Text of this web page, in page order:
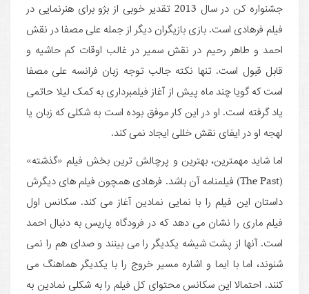
جشنواره کن در سال 2013 تقدیر خوبی از بژو برای هنرنمایی در
فیلم فرهادی است. بازی بازیگران دیگر از جمله علی مصفا در نقش
احمد و طاهر رحیم در نقش سمیر در غالب اوقات کم حاشیه و
قابل قبول است. تنها نکته جالب توجه زبان فرانسه علی مصفا
است که گویا چند ماه پیش از آغاز فیلمبرداری به کمک لیلا حاتمی
یاد گرفته است. او در این کار موفق بوده است به شکلی که زبان یا
لهجه او در ایفای نقش خللی ایجاد نمی کند.
اما شاید مهمترین، بهترین و پرچالش ترین بخش فیلم «گذشته»
(The Past) فیلمنامه آن باشد. فرهادی همچون فیلم های دیگرش
داستان این فیلم را با نمایی نمادین آغاز می کند. سکانس اول
فیلم ماری را نشان می دهد که در فرودگاه پاریس به دنبال احمد
است. آنها از پشت شیشه یکدیگر را می بینند و صدای هم را نمی
شنوند، اما با ایما و اشاره مسیر خروج را با یکدیگر هماهنگ می
کنند. احتمالا این سکانس محتوای کل فیلم را به شکلی نمادین به